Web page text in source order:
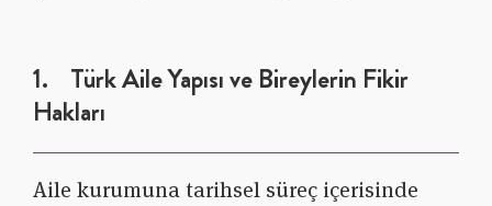
1. Türk Aile Yapısı ve Bireylerin Fikir
Hakları
Aile kurumuna tarihsel süreç içerisinde